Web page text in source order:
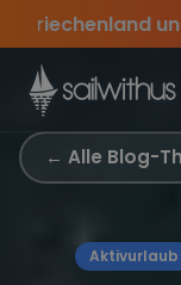
Skip to content
! ⛵ • ⚓
Sichere Dir
mehr
Season
← Alle Blog-
Aktivurlaub